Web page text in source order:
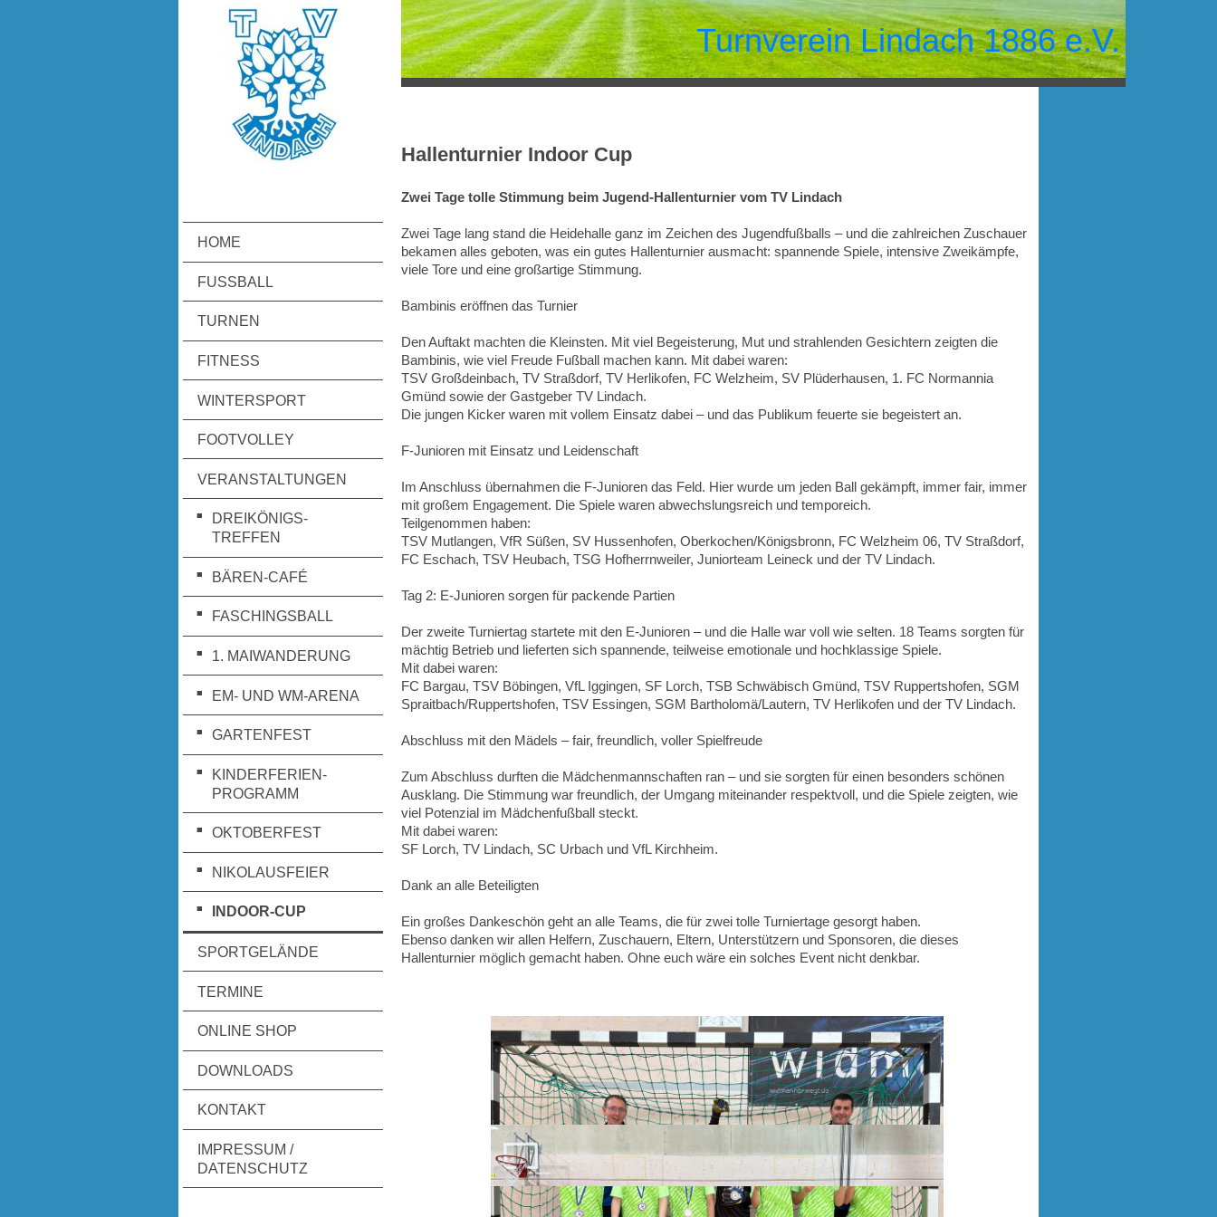
HOME
FUSSBALL
TURNEN
FITNESS
WINTERSPORT
FOOTVOLLEY
VERANSTALTUNGEN
DREIKÖNIGS-
TREFFEN
BÄREN-CAFÉ
FASCHINGSBALL
1. MAIWANDERUNG
EM- UND WM-ARENA
GARTENFEST
KINDERFERIEN-
PROGRAMM
OKTOBERFEST
NIKOLAUSFEIER
INDOOR-CUP
SPORTGELÄNDE
TERMINE
ONLINE SHOP
DOWNLOADS
KONTAKT
IMPRESSUM /
DATENSCHUTZ
Turnverein Lindach 1886 e.V.
Hallenturnier Indoor Cup
Zwei Tage tolle Stimmung beim Jugend‑Hallenturnier vom TV Lindach
Zwei Tage lang stand die Heidehalle ganz im Zeichen des Jugendfußballs – und die zahlreichen Zuschauer
bekamen alles geboten, was ein gutes Hallenturnier ausmacht: spannende Spiele, intensive Zweikämpfe,
viele Tore und eine großartige Stimmung.
Bambinis eröffnen das Turnier
Den Auftakt machten die Kleinsten. Mit viel Begeisterung, Mut und strahlenden Gesichtern zeigten die
Bambinis, wie viel Freude Fußball machen kann. Mit dabei waren:
TSV Großdeinbach, TV Straßdorf, TV Herlikofen, FC Welzheim, SV Plüderhausen, 1. FC Normannia
Gmünd sowie der Gastgeber TV Lindach.
Die jungen Kicker waren mit vollem Einsatz dabei – und das Publikum feuerte sie begeistert an.
F‑Junioren mit Einsatz und Leidenschaft
Im Anschluss übernahmen die F‑Junioren das Feld. Hier wurde um jeden Ball gekämpft, immer fair, immer
mit großem Engagement. Die Spiele waren abwechslungsreich und temporeich.
Teilgenommen haben:
TSV Mutlangen, VfR Süßen, SV Hussenhofen, Oberkochen/Königsbronn, FC Welzheim 06, TV Straßdorf,
FC Eschach, TSV Heubach, TSG Hofherrnweiler, Juniorteam Leineck und der TV Lindach.
Tag 2: E‑Junioren sorgen für packende Partien
Der zweite Turniertag startete mit den E‑Junioren – und die Halle war voll wie selten. 18 Teams sorgten für
mächtig Betrieb und lieferten sich spannende, teilweise emotionale und hochklassige Spiele.
Mit dabei waren:
FC Bargau, TSV Böbingen, VfL Iggingen, SF Lorch, TSB Schwäbisch Gmünd, TSV Ruppertshofen, SGM
Spraitbach/Ruppertshofen, TSV Essingen, SGM Bartholomä/Lautern, TV Herlikofen und der TV Lindach.
Abschluss mit den Mädels – fair, freundlich, voller Spielfreude
Zum Abschluss durften die Mädchenmannschaften ran – und sie sorgten für einen besonders schönen
Ausklang. Die Stimmung war freundlich, der Umgang miteinander respektvoll, und die Spiele zeigten, wie
viel Potenzial im Mädchenfußball steckt.
Mit dabei waren:
SF Lorch, TV Lindach, SC Urbach und VfL Kirchheim.
Dank an alle Beteiligten
Ein großes Dankeschön geht an alle Teams, die für zwei tolle Turniertage gesorgt haben.
Ebenso danken wir allen Helfern, Zuschauern, Eltern, Unterstützern und Sponsoren, die dieses
Hallenturnier möglich gemacht haben. Ohne euch wäre ein solches Event nicht denkbar.